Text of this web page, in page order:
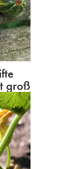
groß